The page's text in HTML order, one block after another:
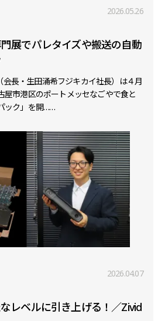
2026.05.26
展でパレタイズや搬送の自動
長・生田涌希フジキカイ社長）は４月
屋市港区のポートメッセなごやで食と
ック」を開……
2026.04.07
レベルに引き上げる！／Zivid